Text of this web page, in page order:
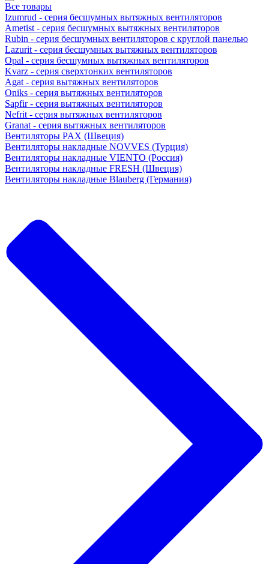
Все товары
Izumrud - серия бесшумных вытяжных вентиляторов
Ametist - серия бесшумных вытяжных вентиляторов
Rubin - серия бесшумных вентиляторов с круглой панелью
Lazurit - серия бесшумных вытяжных вентиляторов
Opal - серия бесшумных вытяжных вентиляторов
Kvarz - серия сверхтонких вентиляторов
Agat - серия вытяжных вентиляторов
Oniks - серия вытяжных вентиляторов
Sapfir - серия вытяжных вентиляторов
Nefrit - серия вытяжных вентиляторов
Granat - серия вытяжных вентиляторов
Вентиляторы PAX (Швеция)
Вентиляторы накладные NOVVES (Турция)
Вентиляторы накладные VIENTO (Россия)
Вентиляторы накладные FRESH (Швеция)
Вентиляторы накладные Blauberg (Германия)